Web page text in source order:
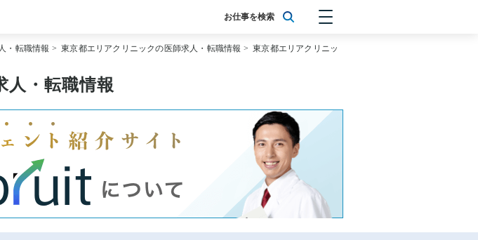
お仕事を検索
から探す
目から探す
徴から探す
情報
ーポリシー
・転職情報 >東京都エリアクリニックの医師求人・転職情報 >東京都エリアクリニッ
人・転職情報